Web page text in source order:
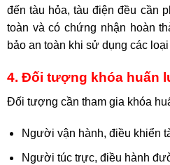
đến tàu hỏa, tàu điện đều cần
toàn và có chứng nhận hoàn
bảo an toàn khi sử dụng các
4. Đối tượng khóa huấn
Đối tượng cần tham gia khóa
Người vận hành, điều khiển
Người túc trực, điều hành